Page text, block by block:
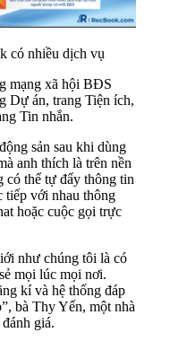
có nhiều dịch vụ
mạng xã hội BĐS
Dự án, trang Tiện ích,
Tin nhắn.
sản sau khi dùng
anh thích là trên nền
có thể tự đẩy thông tin
tiếp với nhau thông
hoặc cuộc gọi trực
như chúng tôi là có
mọi lúc mọi nơi.
kí và hệ thống đáp
bà Thy Yến, một nhà
giá.